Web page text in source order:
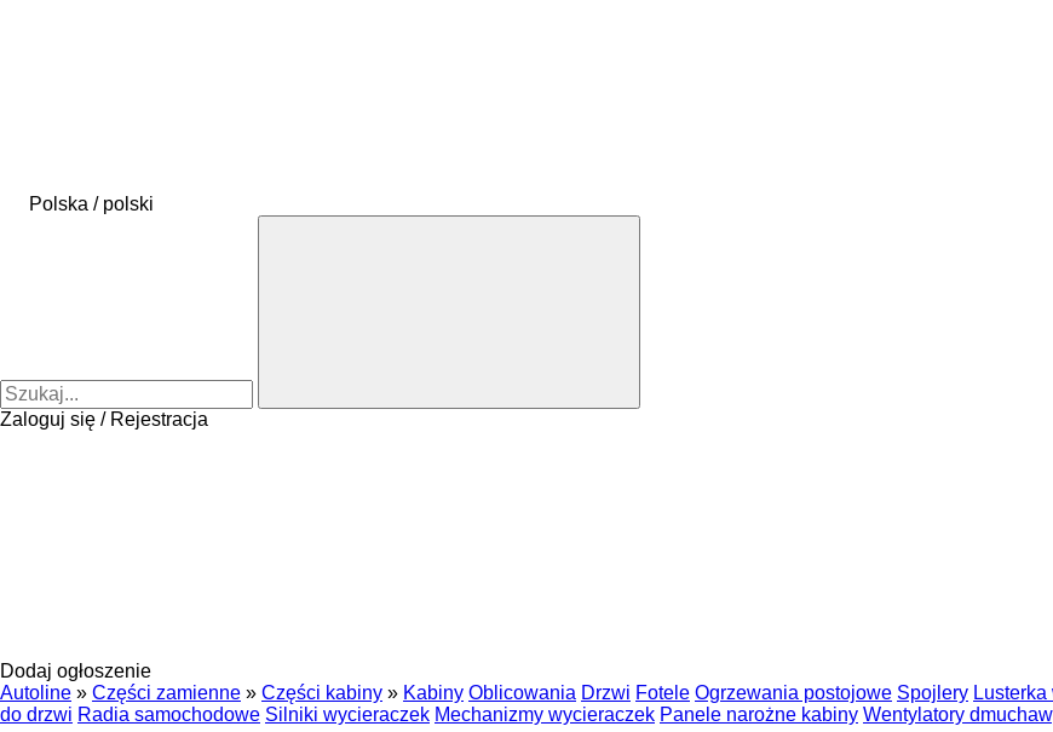
Polska / polski
Zaloguj się / Rejestracja
Dodaj ogłoszenie
Autoline » Części zamienne » Części kabiny » Kabiny Oblicowania Drzwi Fotele Ogrzewania postojowe Spojlery
do drzwi Radia samochodowe Silniki wycieraczek Mechanizmy wycieraczek Panele narożne kabiny Wentylatory